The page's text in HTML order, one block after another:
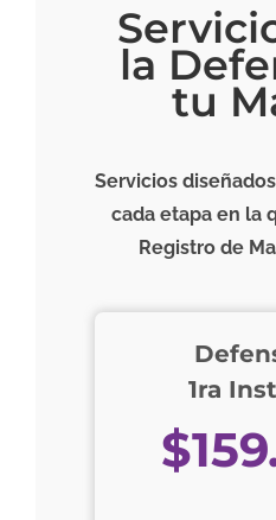
la
tu
Servicios
cada etapa en la
Registro de
1ra